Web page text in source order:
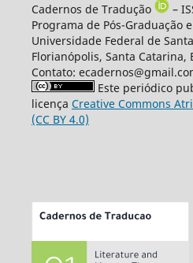
Cadernos de Tradução
–
Programa de Pós-Graduação
Universidade Federal de
Florianópolis, Santa Catarina,
Contato:
Este periódico
licença Creative Commons
(CC BY 4.0)